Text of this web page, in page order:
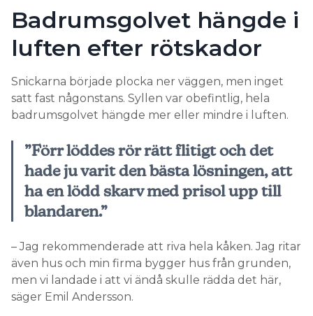
Badrumsgolvet hängde i
luften efter rötskador
Snickarna började plocka ner väggen, men inget
satt fast någonstans. Syllen var obefintlig, hela
badrumsgolvet hängde mer eller mindre i luften.
”Förr löddes rör rätt flitigt och det
hade ju varit den bästa lösningen, att
ha en lödd skarv med prisol upp till
blandaren.”
– Jag rekommenderade att riva hela kåken. Jag ritar
även hus och min firma bygger hus från grunden,
men vi landade i att vi ändå skulle rädda det här,
säger Emil Andersson.